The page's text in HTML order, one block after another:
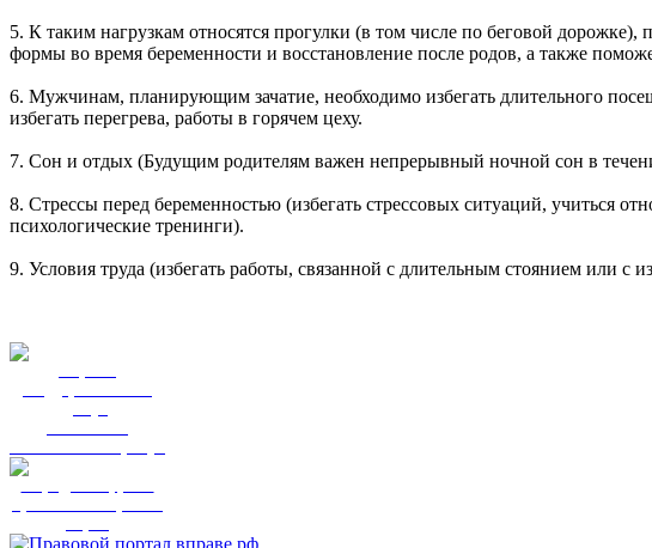
5. К таким нагрузкам относятся прогулки (в том числе по беговой
формы во время беременности и восстановление после родов, а также
6. Мужчинам, планирующим зачатие, необходимо избегать длительного
избегать перегрева, работы в горячем цеху.
7. Сон и отдых (Будущим родителям важен непрерывный ночной сон в
8. Стрессы перед беременностью (избегать стрессовых ситуаций, учиться
психологические тренинги).
9. Условия труда (избегать работы, связанной с длительным стоянием или